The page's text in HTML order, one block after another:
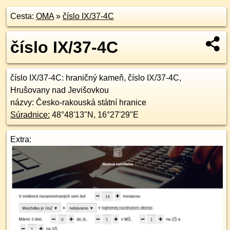
Cesta: OMA» číslo IX/37-4C
číslo IX/37-4C
číslo IX/37-4C: hraničný kameň, číslo IX/37-4C,
Hrušovany nad Jevišovkou
názvy: Česko-rakouská státní hranice
Súradnice: 48°48'13"N , 16°27'29"E
Extra: